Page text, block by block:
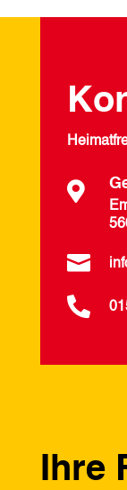



Ihre